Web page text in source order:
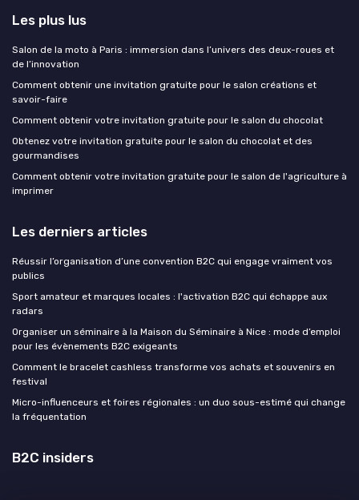
Les plus lus
Salon de la moto à Paris : immersion dans l’univers des deux-roues et
de l’innovation
Comment obtenir une invitation gratuite pour le salon créations et
savoir-faire
Comment obtenir votre invitation gratuite pour le salon du chocolat
Obtenez votre invitation gratuite pour le salon du chocolat et des
gourmandises
Comment obtenir votre invitation gratuite pour le salon de l'agriculture à
imprimer
Les derniers articles
Réussir l’organisation d’une convention B2C qui engage vraiment vos
publics
Sport amateur et marques locales : l'activation B2C qui échappe aux
radars
Organiser un séminaire à la Maison du Séminaire à Nice : mode d’emploi
pour les évènements B2C exigeants
Comment le bracelet cashless transforme vos achats et souvenirs en
festival
Micro-influenceurs et foires régionales : un duo sous-estimé qui change
la fréquentation
B2C insiders